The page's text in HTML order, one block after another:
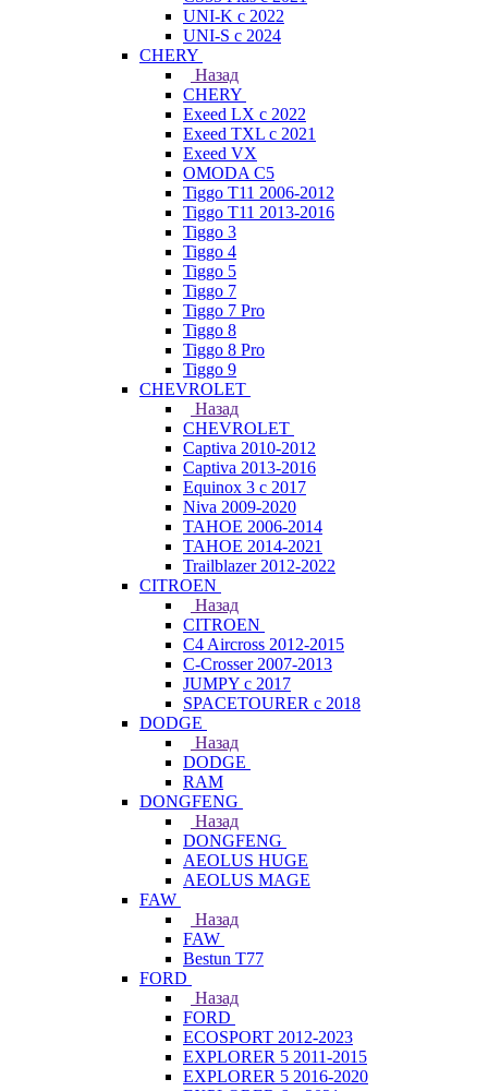
UNI-K с 2022
UNI-S с 2024
CHERY
Назад
CHERY
Exeed LX с 2022
Exeed TXL с 2021
Exeed VX
OMODA C5
Tiggo T11 2006-2012
Tiggo T11 2013-2016
Tiggo 3
Tiggo 4
Tiggo 5
Tiggo 7
Tiggo 7 Pro
Tiggo 8
Tiggo 8 Pro
Tiggo 9
CHEVROLET
Назад
CHEVROLET
Captiva 2010-2012
Captiva 2013-2016
Equinox 3 с 2017
Niva 2009-2020
TAHOE 2006-2014
TAHOE 2014-2021
Trailblazer 2012-2022
CITROEN
Назад
CITROEN
C4 Aircross 2012-2015
C-Crosser 2007-2013
JUMPY с 2017
SPACETOURER с 2018
DODGE
Назад
DODGE
RAM
DONGFENG
Назад
DONGFENG
AEOLUS HUGE
AEOLUS MAGE
FAW
Назад
FAW
Bestun T77
FORD
Назад
FORD
ECOSPORT 2012-2023
EXPLORER 5 2011-2015
EXPLORER 5 2016-2020